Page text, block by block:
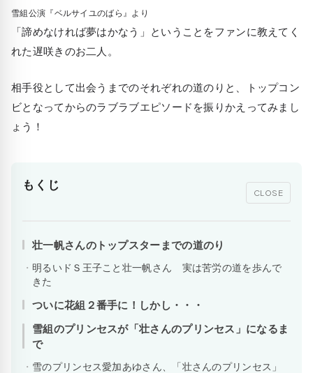
雪組公演『ベルサイユのばら』より
「諦めなければ夢はかなう」ということをファンに教えてく
れた遅咲きのお二人。
相手役として出会うまでのそれぞれの道のりと、トップコン
ビとなってからのラブラブエピソードを振りかえってみまし
ょう！
もくじ
CLOSE
壮一帆さんのトップスターまでの道のり
明るいドＳ王子こと壮一帆さん 実は苦労の道を歩んで
きた
ついに花組２番手に！しかし・・・
雪組のプリンセスが「壮さんのプリンセス」になるま
で
雪のプリンセス愛加あゆさん、「壮さんのプリンセス」